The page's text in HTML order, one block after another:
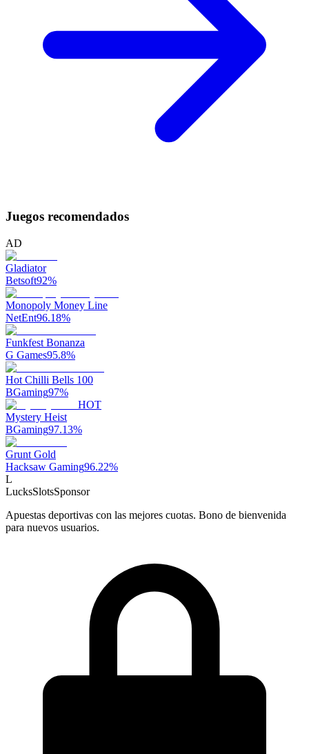
Juegos recomendados
AD
Gladiator
Betsoft92%
Monopoly Money Line
NetEnt96.18%
Funkfest Bonanza
G Games95.8%
Hot Chilli Bells 100
BGaming97%
HOT
Mystery Heist
BGaming97.13%
Grunt Gold
Hacksaw Gaming96.22%
L
LucksSlotsSponsor
Apuestas deportivas con las mejores cuotas. Bono de bienvenida
para nuevos usuarios.